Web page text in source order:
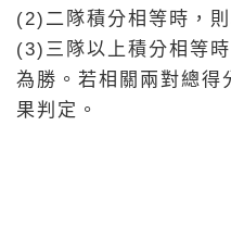
(2)二隊積分相等時，
(3)三隊以上積分相等
為勝。若相關兩對總得
果判定。